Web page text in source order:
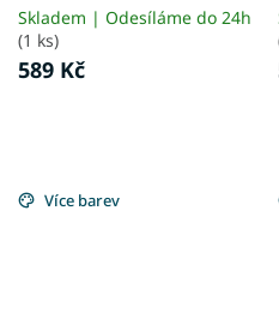
Skladem | Odesíláme do 24h
(1 ks)
589 Kč
Více barev